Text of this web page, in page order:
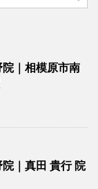
｜相模原市南
｜真田 貴行 院